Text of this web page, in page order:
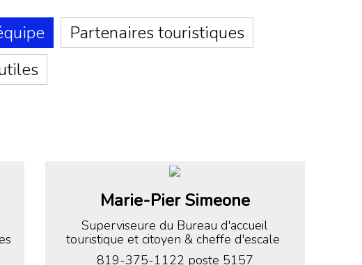
Partenaires touristiques
Marie-Pier Simeone
Superviseure du Bureau d'accueil
touristique et citoyen & cheffe d'escale
819-375-1122 poste 5157